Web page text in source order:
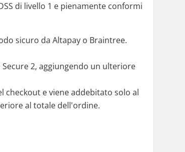
di livello 1 e pienamente conformi
sicuro da Altapay o Braintree.
2, aggiungendo un ulteriore
e viene addebitato solo al
al totale dell'ordine.